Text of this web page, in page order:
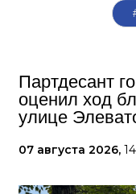
Партдесант
оценил ход
улице
07 августа 2026,